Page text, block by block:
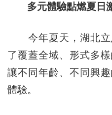
多元體驗點燃夏日
今年夏天，湖北立
了覆蓋全域、形式多
讓不同年齡、不同興
體驗。